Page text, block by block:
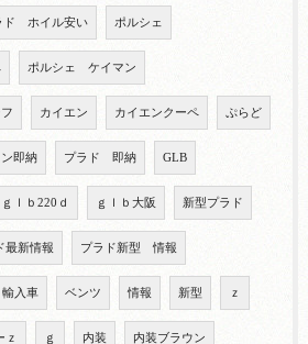
ド ホイル安い ポルシェ
ポルシェ ケイマン
カイエン カイエンクーペ ぷらど
即納 プラド 即納 GLB
ｇｌｂ220ｄ ｇｌｂ大阪 新型プラド
最新情報 プラド新型 情報
輸入車 ベンツ 情報 新型 ｚ
ｚ ｇ 内装 内装ブラウン